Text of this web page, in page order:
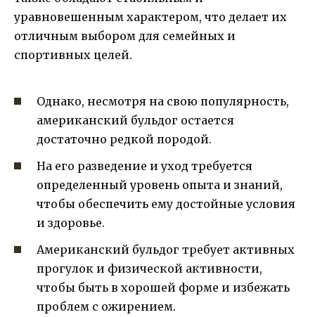
уравновешенным характером, что делает их
отличным выбором для семейных и
спортивных целей.
Однако, несмотря на свою популярность,
американский бульдог остается
достаточно редкой породой.
На его разведение и уход требуется
определенный уровень опыта и знаний,
чтобы обеспечить ему достойные условия
и здоровье.
Американский бульдог требует активных
прогулок и физической активности,
чтобы быть в хорошей форме и избежать
проблем с ожирением.